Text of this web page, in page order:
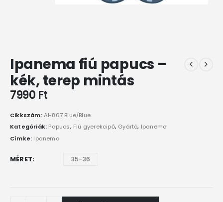
Ipanema fiú papucs –
kék, terep mintás
7990 Ft
Cikkszám:AH867 Blue/Blue
Kategóriák: Papucs, Fiú gyerekcipő, Gyártó, Ipanema
Címke: Ipanema
MÉRET 35-36